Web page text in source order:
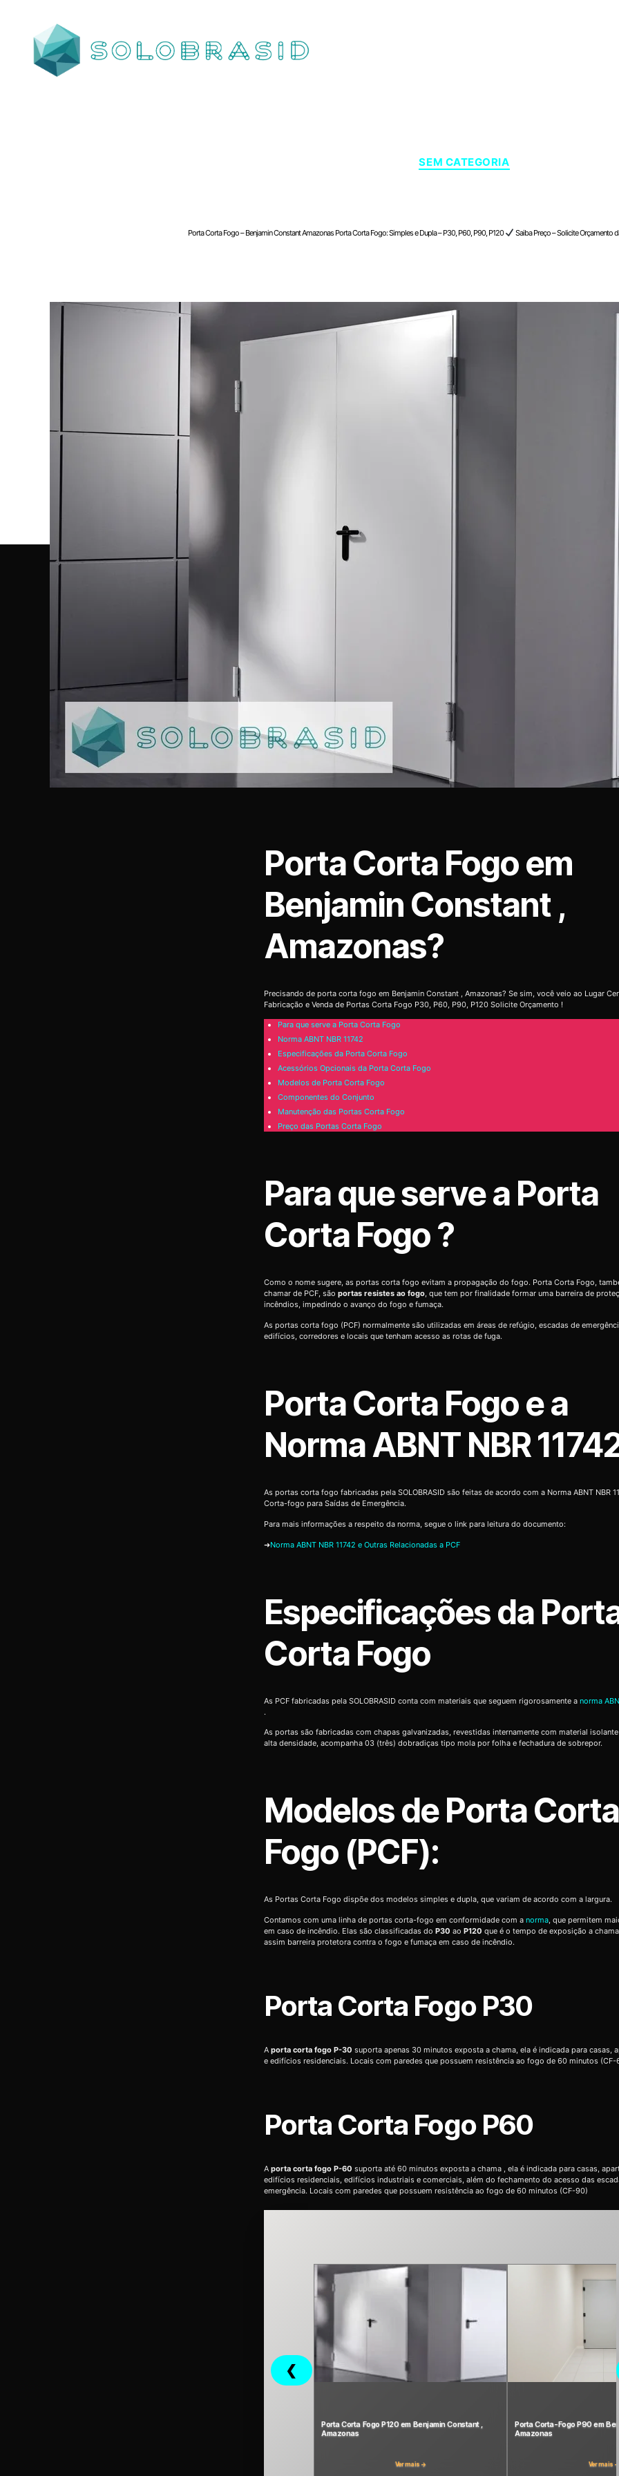
SEM CATEGORIA
Porta Corta Fogo – Benjamin Constant Amazonas Porta Corta Fogo: Simples e Dupla – P30, P60, P90, P120 Saiba Preço – Solicite Orçamento
Porta Corta Fogo em
Benjamin Constant ,
Amazonas?
Precisando de porta corta fogo em Benjamin Constant , Amazonas? Se sim, você veio ao Lugar
Fabricação e Venda de Portas Corta Fogo P30, P60, P90, P120 Solicite Orçamento !
Para que serve a Porta Corta Fogo
Norma ABNT NBR 11742
Especificações da Porta Corta Fogo
Acessórios Opcionais da Porta Corta Fogo
Modelos de Porta Corta Fogo
Componentes do Conjunto
Manutenção das Portas Corta Fogo
Preço das Portas Corta Fogo
Para que serve a Porta
Corta Fogo ?
Como o nome sugere, as portas corta fogo evitam a propagação do fogo. Porta Corta Fogo,
chamar de PCF, são portas resistes ao fogo, que tem por finalidade formar uma barreira de
incêndios, impedindo o avanço do fogo e fumaça.
As portas corta fogo (PCF) normalmente são utilizadas em áreas de refúgio, escadas de
edifícios, corredores e locais que tenham acesso as rotas de fuga.
Porta Corta Fogo e a
Norma ABNT NBR
As portas corta fogo fabricadas pela SOLOBRASID são feitas de acordo com a Norma ABNT NBR
Corta-fogo para Saídas de Emergência.
Para mais informações a respeito da norma, segue o link para leitura do documento:
➜Norma ABNT NBR 11742 e Outras Relacionadas a PCF
Especificações da
Corta Fogo
As PCF fabricadas pela SOLOBRASID conta com materiais que seguem rigorosamente a norma
.
As portas são fabricadas com chapas galvanizadas, revestidas internamente com material
alta densidade, acompanha 03 (três) dobradiças tipo mola por folha e fechadura de sobrepor.
Modelos de Porta Corta
Fogo (PCF):
As Portas Corta Fogo dispõe dos modelos simples e dupla, que variam de acordo com a largura.
Contamos com uma linha de portas corta-fogo em conformidade com a norma, que permitem
em caso de incêndio. Elas são classificadas do P30 ao P120 que é o tempo de exposição a
assim barreira protetora contra o fogo e fumaça em caso de incêndio.
Porta Corta Fogo P30
A porta corta fogo P-30 suporta apenas 30 minutos exposta a chama, ela é indicada para casas,
e edifícios residenciais. Locais com paredes que possuem resistência ao fogo de 60 minutos (CF-
Porta Corta Fogo P60
A porta corta fogo P-60 suporta até 60 minutos exposta a chama , ela é indicada para casas,
edifícios residenciais, edifícios industriais e comerciais, além do fechamento do acesso das
emergência. Locais com paredes que possuem resistência ao fogo de 60 minutos (CF-90)
❮
Porta Corta Fogo P120 em Benjamin Constant ,
Amazonas
Ver mais →
Porta Corta-Fogo P90 em
Amazonas
Ver mais →